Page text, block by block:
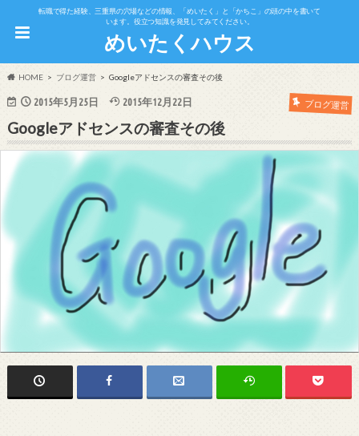
転職で得た経験、三重県の穴場などの情報、「めいたく」と「かちこ」の頭の中を書いて
います。役立つ知識を発見してみてください。
めいたくハウス
HOME ブログ運営 Googleアドセンスの審査その後
2015年5月25日 2015年12月22日 ブログ運営
Googleアドセンスの審査その後